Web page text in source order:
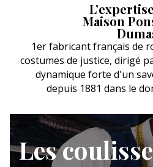
Maison
1er fabricant français de
costumes de justice, dirigé
dynamique forte d'un
depuis 1881 dans le
Les